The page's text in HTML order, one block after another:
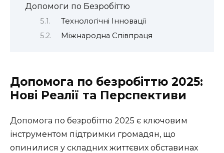
Допомоги по Безробіттю
Технологічні Інновації
Міжнародна Співпраця
Допомога по безробіттю 2025:
Нові Реалії та Перспективи
Допомога по безробіттю 2025 є ключовим
інструментом підтримки громадян, що
опинилися у складних життєвих обставинах